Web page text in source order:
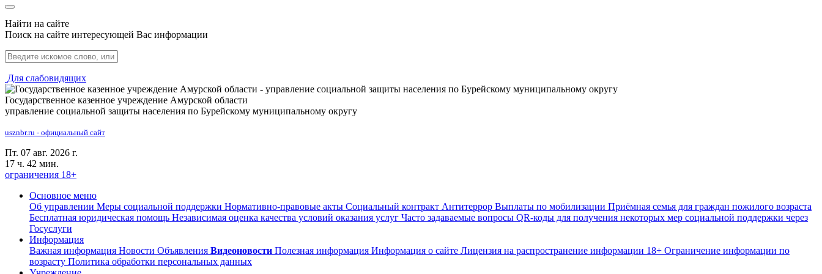
Найти на сайте
Поиск на сайте интересующей Вас информации
Для слабовидящих
Государственное казенное учреждение Амурской области
управление социальной защиты населения по Бурейскому муниципальному округу
usznbr.ru - официальный сайт
Пт. 07 авг. 2026 г.
17 ч. 42 мин.
ограничения 18+
Основное меню
Об управлении Меры социальной поддержки Нормативно-правовые акты Социальный контракт Антитеррор Выплаты по мобилизации Приёмная семья для граждан пожилого возраста
Бесплатная юридическая помощь Независимая оценка качества условий оказания услуг Часто задаваемые вопросы QR-коды для получения некоторых мер социальной поддержки через
Госуслуги
Информация
Важная информация Новости Объявления Видеоновости Полезная информация Информация о сайте Лицензия на распространение информации 18+ Ограничение информации по
возрасту Политика обработки персональных данных